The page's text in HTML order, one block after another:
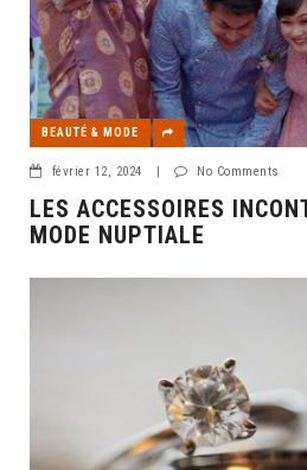
BEAUTÉ & MODE
février 12, 2024 No Comments
LES ACCESSOIRES
MODE NUPTIALE